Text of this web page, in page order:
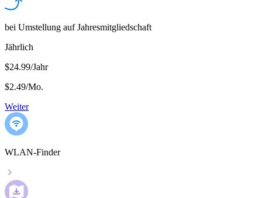
bei Umstellung auf Jahresmitgliedschaft
Jährlich
$24.99/Jahr
$2.49/Mo.
Weiter
WLAN-Finder